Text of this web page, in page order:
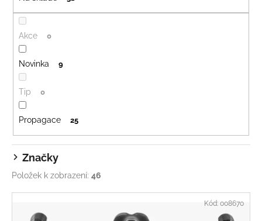
r
o
d
u
ů
Akce 0
Novinka 9
Tip 0
Propagace 25
Značky
Položek k zobrazení: 46
V
Kód: 008670
D
p
u
č
u
j
e